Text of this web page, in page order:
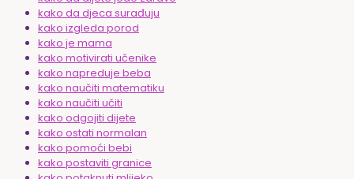
kako da djeca surađuju
kako izgleda porod
kako je mama
kako motivirati učenike
kako napreduje beba
kako naučiti matematiku
kako naučiti učiti
kako odgojiti dijete
kako ostati normalan
kako pomoći bebi
kako postaviti granice